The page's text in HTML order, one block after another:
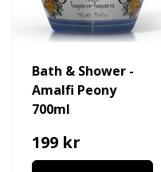
Bath & Shower -
Amalfi Peony
700ml
199 kr